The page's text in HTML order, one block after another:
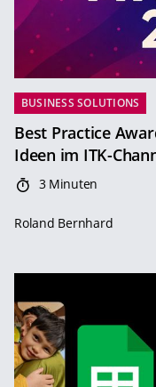
BUSINESS SOLUTIONS
Best Practice
Ideen im ITK-
3 Minuten
Roland Bernhard